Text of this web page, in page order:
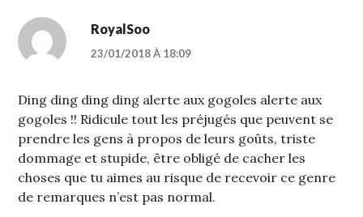
RoyalSoo
23/01/2018 À 18:09
Ding ding ding ding alerte aux gogoles alerte aux
gogoles !! Ridicule tout les préjugés que peuvent se
prendre les gens à propos de leurs goûts, triste
dommage et stupide, être obligé de cacher les
choses que tu aimes au risque de recevoir ce genre
de remarques n’est pas normal.